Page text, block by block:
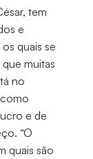
tem
e
quais se
muitas
no
e de
“O
quais são